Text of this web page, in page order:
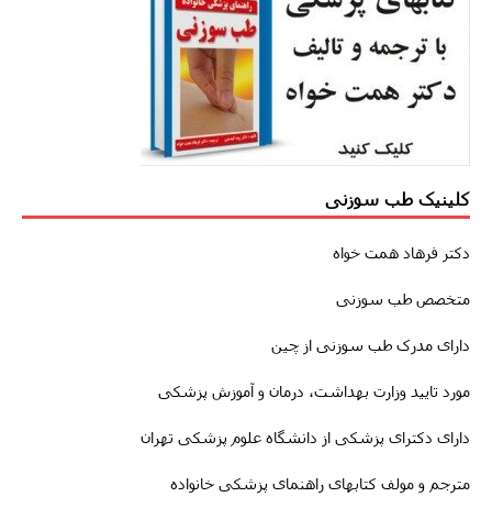
کلینیک طب سوزنی
دکتر فرهاد همت خواه
متخصص طب سوزنی
دارای مدرک طب سوزنی از چین
مورد تایید وزارت بهداشت، درمان و آموزش پزشکی
دارای دکترای پزشکی از دانشگاه علوم پزشکی تهران